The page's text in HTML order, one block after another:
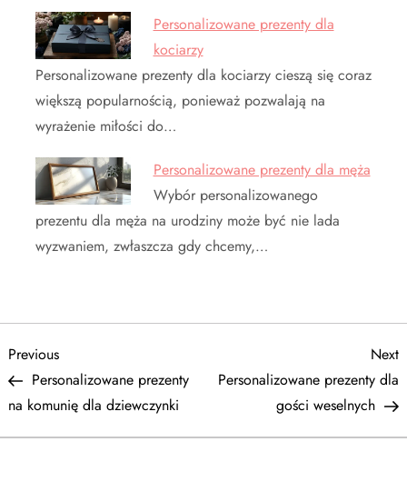
Personalizowane prezenty dla
kociarzy
Personalizowane prezenty dla kociarzy cieszą się coraz
większą popularnością, ponieważ pozwalają na
wyrażenie miłości do…
Personalizowane prezenty dla męża
Wybór personalizowanego
prezentu dla męża na urodziny może być nie lada
wyzwaniem, zwłaszcza gdy chcemy,…
N
a
w
Previous
Post
Previous
Personalizowane prezenty
na komunię dla dziewczynki
Next
Personalizowane prezenty dla
gości weselnych